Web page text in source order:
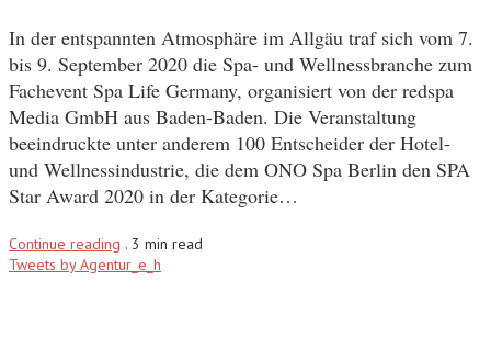
In der entspannten Atmosphäre im Allgäu traf sich vom 7.
bis 9. September 2020 die Spa- und Wellnessbranche zum
Fachevent Spa Life Germany, organisiert von der redspa
Media GmbH aus Baden-Baden. Die Veranstaltung
beeindruckte unter anderem 100 Entscheider der Hotel-
und Wellnessindustrie, die dem ONO Spa Berlin den SPA
Star Award 2020 in der Kategorie…
Continue reading . 3 min read
Tweets by Agentur_e_h